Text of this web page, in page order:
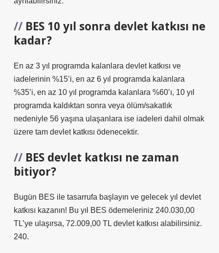
BES 10 yıl sonra devlet katkısı ne
kadar?
En az 3 yıl programda kalanlara devlet katkısı ve
iadelerinin %15’i, en az 6 yıl programda kalanlara
%35’i, en az 10 yıl programda kalanlara %60’ı, 10 yıl
programda kaldıktan sonra veya ölüm/sakatlık
nedeniyle 56 yaşına ulaşanlara ise iadeleri dahil olmak
üzere tam devlet katkısı ödenecektir.
BES devlet katkısı ne zaman
bitiyor?
Bugün BES ile tasarrufa başlayın ve gelecek yıl devlet
katkısı kazanın! Bu yıl BES ödemeleriniz 240.030,00
TL’ye ulaşırsa, 72.009,00 TL devlet katkısı alabilirsiniz.
240.